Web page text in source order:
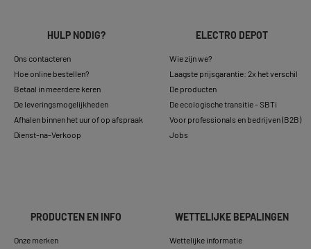
HULP NODIG?
Ons contacteren
Hoe online bestellen?
Betaal in meerdere keren
De leveringsmogelijkheden
Afhalen binnen het uur of op afspraak
Dienst-na-Verkoop
ELECTRO DEPOT
Wie zijn we?
Laagste prijsgarantie: 2x het verschil
De producten
De ecologische transitie - SBTi
Voor professionals en bedrijven (B2B)
Jobs
PRODUCTEN EN INFO
Onze merken
WETTELIJKE BEPALINGEN
Wettelijke informatie